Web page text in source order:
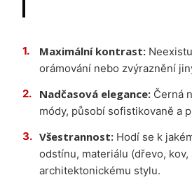
Maximální kontrast:
orámování nebo zvýraznění
Nadčasová elegance: Černá
módy, působí sofistikovaně a
Všestrannost: Hodí se k
odstínu, materiálu (dřevo, kov,
architektonickému stylu.